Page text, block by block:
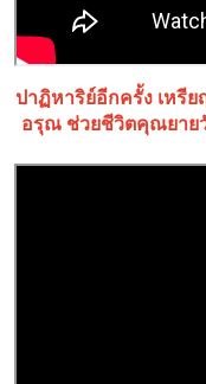
ปาฏิหาริย์อีกครั้ง เหรี
อรุณ ช่วยชีวิตคุณยายวั